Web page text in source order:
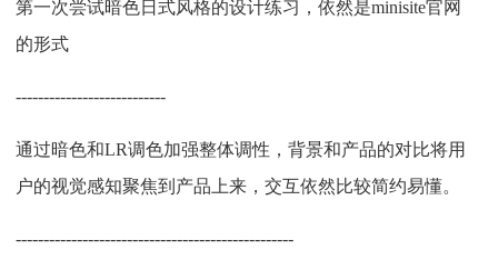
第一次尝试暗色日式风格的设计练习，依然是minisite官网
的形式
---------------------------
通过暗色和LR调色加强整体调性，背景和产品的对比将用
户的视觉感知聚焦到产品上来，交互依然比较简约易懂。
--------------------------------------------------